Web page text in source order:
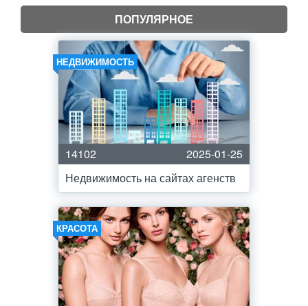
ПОПУЛЯРНОЕ
НЕДВИЖИМОСТЬ
14102
2025-01-25
Недвижимость на сайтах агенств
КРАСОТА